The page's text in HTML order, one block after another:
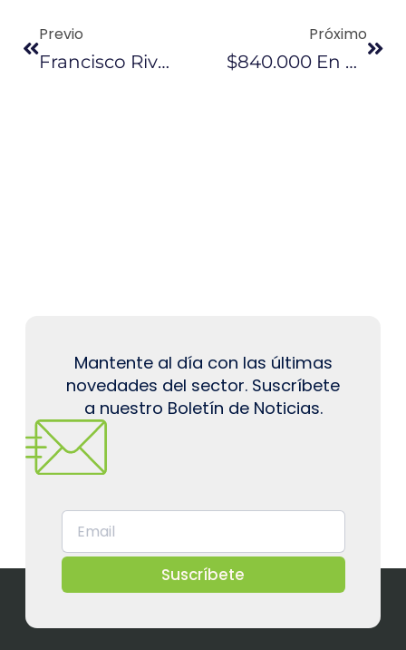
Previo
Francisco Rivadeneira: “No Se Puede Descartar Al FMI Al Ser Un País Dolarizado”
Próximo
$840.000 En Mercadería De Contrabando Ayuda A La Aduana A Justificar Su Tasa
Mantente al día con las últimas
novedades del sector. Suscríbete
a nuestro Boletín de Noticias.
Suscríbete